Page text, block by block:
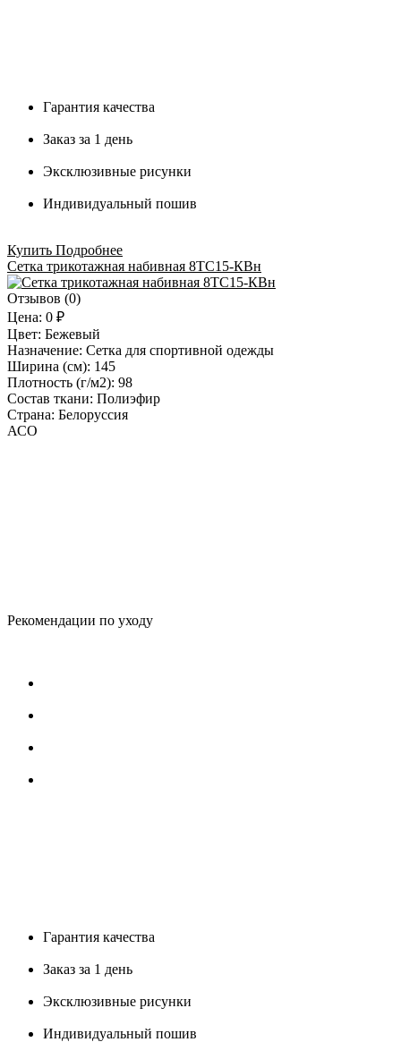
Гарантия качества
Заказ за 1 день
Эксклюзивные рисунки
Индивидуальный пошив
Купить Подробнее
Сетка трикотажная набивная 8ТС15-КВн
Отзывов (0)
Цена: 0 ₽
Цвет: Бежевый
Назначение: Сетка для спортивной одежды
Ширина (см): 145
Плотность (г/м2): 98
Состав ткани: Полиэфир
Страна: Белоруссия
АСО
Рекомендации по уходу
Гарантия качества
Заказ за 1 день
Эксклюзивные рисунки
Индивидуальный пошив